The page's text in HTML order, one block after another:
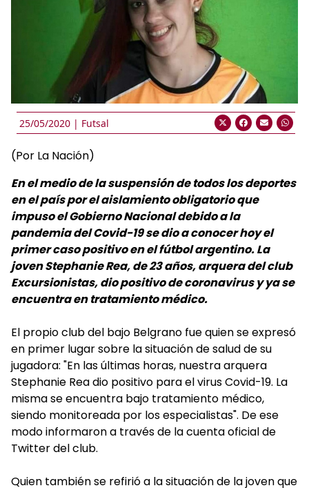
25/05/2020 | Futsal
(Por La Nación)
En el medio de la suspensión de todos los deportes
en el país por el aislamiento obligatorio que
impuso el Gobierno Nacional debido a la
pandemia del Covid-19 se dio a conocer hoy el
primer caso positivo en el fútbol argentino. La
joven Stephanie Rea, de 23 años, arquera del club
Excursionistas, dio positivo de coronavirus y ya se
encuentra en tratamiento médico.
El propio club del bajo Belgrano fue quien se expresó
en primer lugar sobre la situación de salud de su
jugadora: "En las últimas horas, nuestra arquera
Stephanie Rea dio positivo para el virus Covid-19. La
misma se encuentra bajo tratamiento médico,
siendo monitoreada por los especialistas". De ese
modo informaron a través de la cuenta oficial de
Twitter del club.
Quien también se refirió a la situación de la joven que